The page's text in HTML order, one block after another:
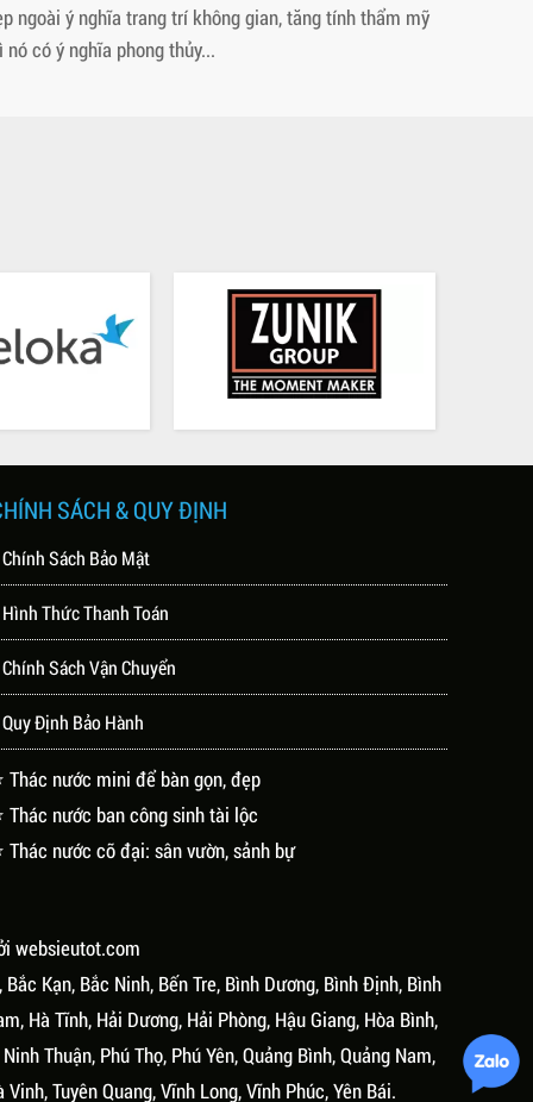
ngoài ý nghĩa trang trí không gian, tăng tính thẩm mỹ
nó có ý nghĩa phong thủy...
SÁCH & QUY ĐỊNH
Sách Bảo Mật
Thức Thanh Toán
Sách Vận Chuyển
Định Bảo Hành
Thác nước mini để bàn gọn, đẹp
Thác nước ban công sinh tài lộc
Thác nước cỡ đại: sân vườn, sảnh bự
websieutot.com
Kạn, Bắc Ninh, Bến Tre, Bình Dương, Bình Định, Bình
Hà Tĩnh, Hải Dương, Hải Phòng, Hậu Giang, Hòa Bình,
Thuận, Phú Thọ, Phú Yên, Quảng Bình, Quảng Nam,
Tuyên Quang, Vĩnh Long, Vĩnh Phúc, Yên Bái.